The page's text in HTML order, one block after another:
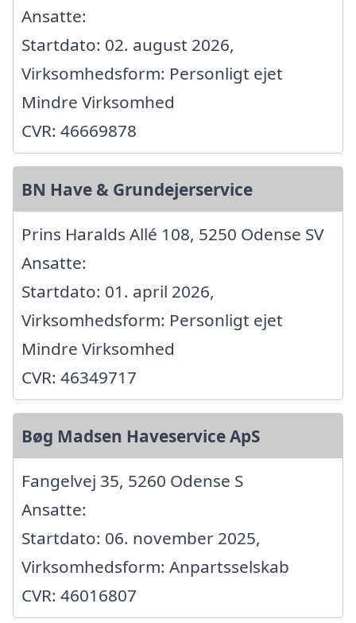
Ansatte:
Startdato: 02. august 2026,
Virksomhedsform: Personligt ejet
Mindre Virksomhed
CVR: 46669878
BN Have & Grundejerservice
Prins Haralds Allé 108, 5250 Odense SV
Ansatte:
Startdato: 01. april 2026,
Virksomhedsform: Personligt ejet
Mindre Virksomhed
CVR: 46349717
Bøg Madsen Haveservice ApS
Fangelvej 35, 5260 Odense S
Ansatte:
Startdato: 06. november 2025,
Virksomhedsform: Anpartsselskab
CVR: 46016807